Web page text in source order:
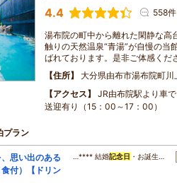
4.4 558件
湯布院の町中から離れた閑静な高
触りの天然温泉“青湯”が自慢の当
ばれております。是非ご体感くだ
住所
大分県由布市湯布院町
アクセス
JR由布院駅より車
送迎有り（15：00～17：00）
プラン
思い出のある
付）【ドリン
…**** 結婚記念日 ・お誕生…